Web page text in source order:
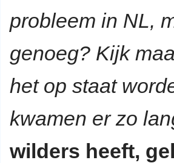
probleem in NL,
genoeg? Kijk
het op staat
kwamen er zo
wilders heeft,